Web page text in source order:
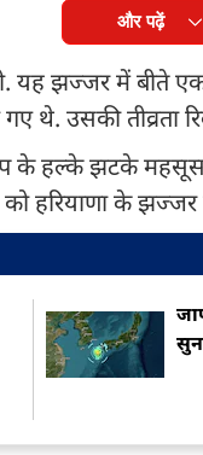
और पढ़ें
यह झज्जर में बीते
तीव्रता
के हल्के झटके
के झज्जर